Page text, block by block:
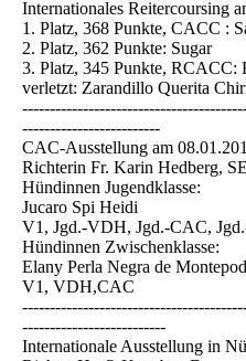
Internationales Reitercoursing
1. Platz, 368 Punkte, CACC :
2. Platz, 362 Punkte: Sugar
3. Platz, 345 Punkte, RCACC:
verletzt: Zarandillo Querita
-------------------------
CAC-Ausstellung am
Richterin Fr. Karin Hedberg, SE
Hündinnen Jugendklasse:
Jucaro Spi Heidi
V1, Jgd.-VDH, Jgd.-CAC,
Hündinnen Zwischenklasse:
Elany Perla Negra de
V1, VDH,CAC
--------------------------
Internationale Ausstellung in